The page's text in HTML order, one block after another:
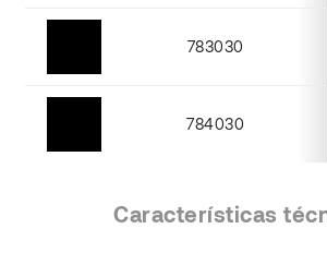
783030
784030
Características